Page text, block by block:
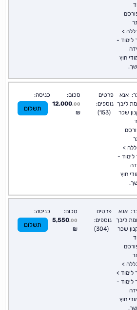
>
לימוד -
חוץ
אנא
ליבך
שכר
>
לימוד -
חוץ
פרטים
נוספים:
(153)
סכום:
12,000.00
₪
כניסה:
תשלום
אנא
ליבך
שכר
>
לימוד >
לימוד -
חוץ
פרטים
נוספים:
(304)
סכום:
5,550.00
₪
כניסה:
תשלום